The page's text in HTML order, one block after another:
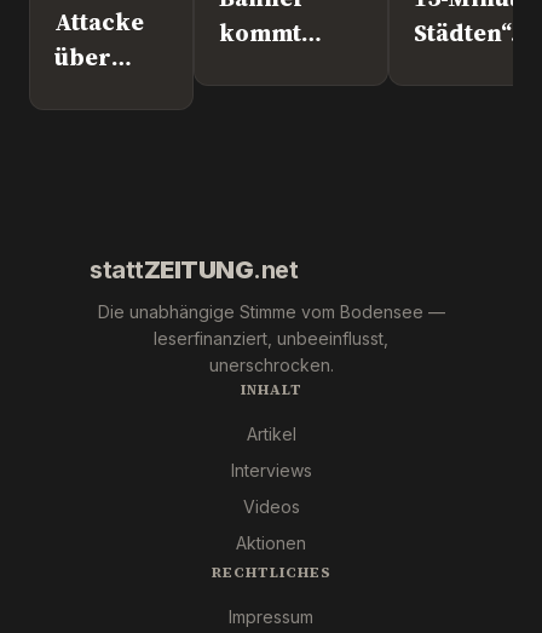
Attacke
über
kommt
Städten“.
stattZEITUNG.net
Die unabhängige Stimme vom Bodensee —
leserfinanziert, unbeeinflusst,
unerschrocken.
INHALT
Artikel
Interviews
Videos
Aktionen
RECHTLICHES
Impressum